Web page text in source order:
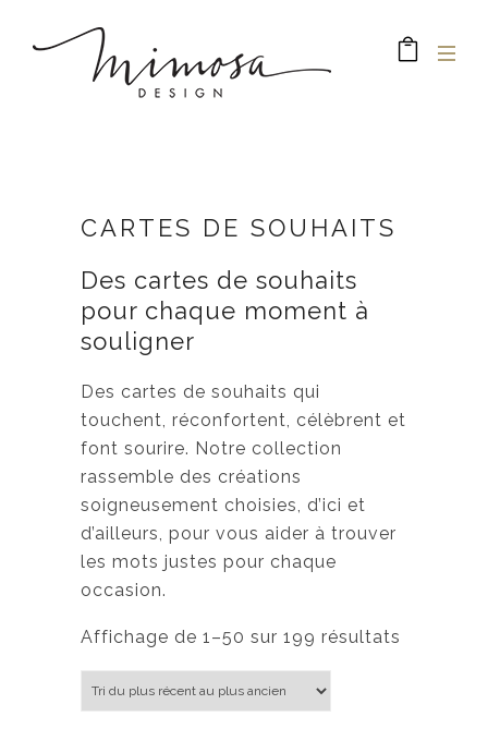
CARTES DE SOUHAITS
Des cartes de souhaits
pour chaque moment à
souligner
Des cartes de souhaits qui
touchent, réconfortent, célèbrent et
font sourire. Notre collection
rassemble des créations
soigneusement choisies, d’ici et
d’ailleurs, pour vous aider à trouver
les mots justes pour chaque
occasion.
Affichage de 1–50 sur 199 résultats